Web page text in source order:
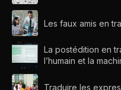
Les faux amis en
La postédition en
l’humain et la
Traduire les